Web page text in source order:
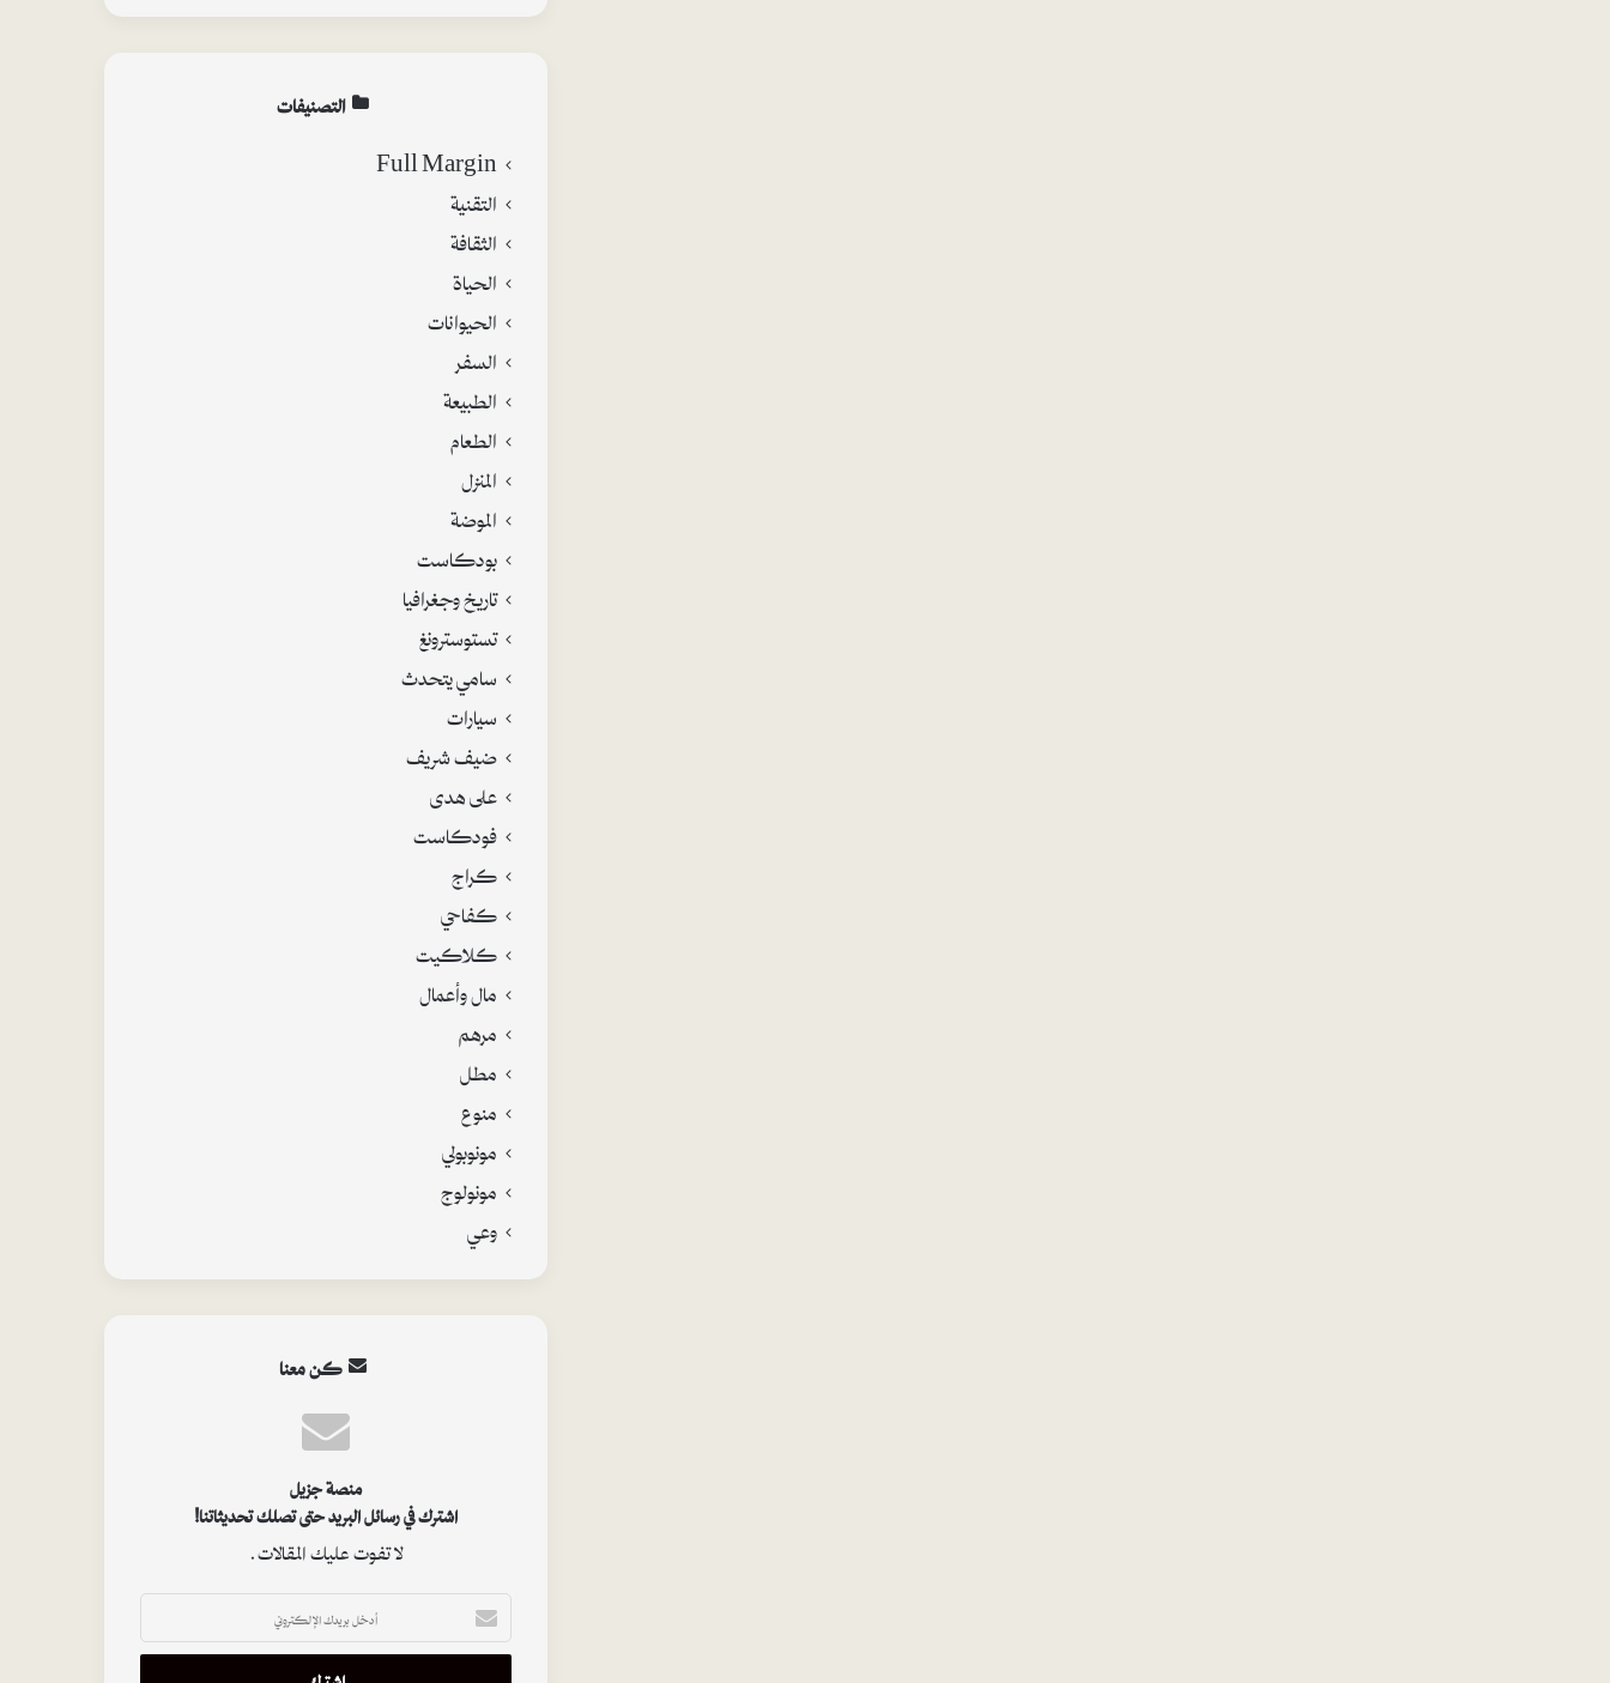
التصنيفات
Full Margin
التقنية
الثقافة
الحياة
الحيوانات
السفر
الطبيعة
الطعام
المنزل
الموضة
بودكاست
تاريخ وجغرافيا
تستوسترونغ
سامي يتحدث
سيارات
ضيف شريف
على هدى
فودكاست
كراج
كفاحي
كلاكيت
مال وأعمال
مرهم
مطل
منوع
مونوبولي
مونولوج
وعي
كن معنا
منصة جزيل
اشترك في رسائل البريد حتى تصلك تحديثاتنا!
لا تفوت عليك المقالات.
أ
د
خ